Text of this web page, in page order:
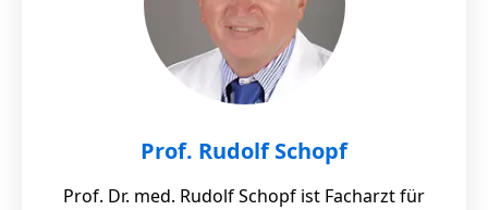
Prof. Rudolf Schopf
Prof. Dr. med. Rudolf Schopf ist Facharzt für